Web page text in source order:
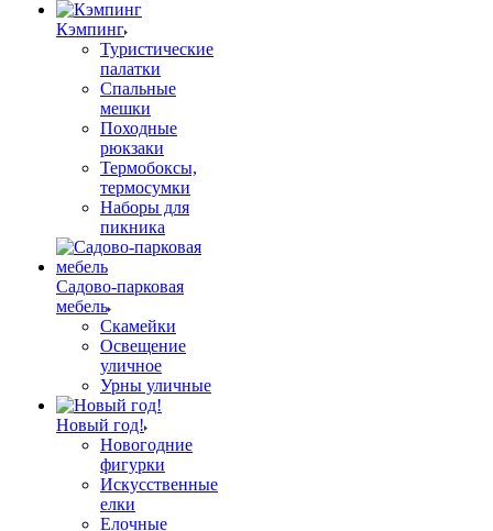
Кэмпинг
Туристические
палатки
Спальные
мешки
Походные
рюкзаки
Термобоксы,
термосумки
Наборы для
пикника
Садово-парковая
мебель
Скамейки
Освещение
уличное
Урны уличные
Новый год!
Новогодние
фигурки
Искусственные
елки
Елочные